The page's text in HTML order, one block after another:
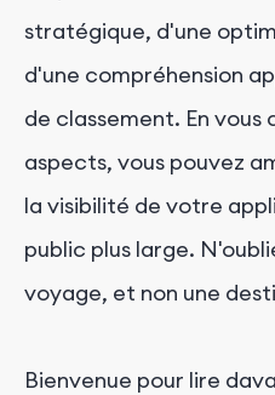
stratégique, d'une
d'une compréhension
de classement. En
aspects, vous pouvez
la visibilité de votre
public plus large.
voyage, et non une
Bienvenue pour lire